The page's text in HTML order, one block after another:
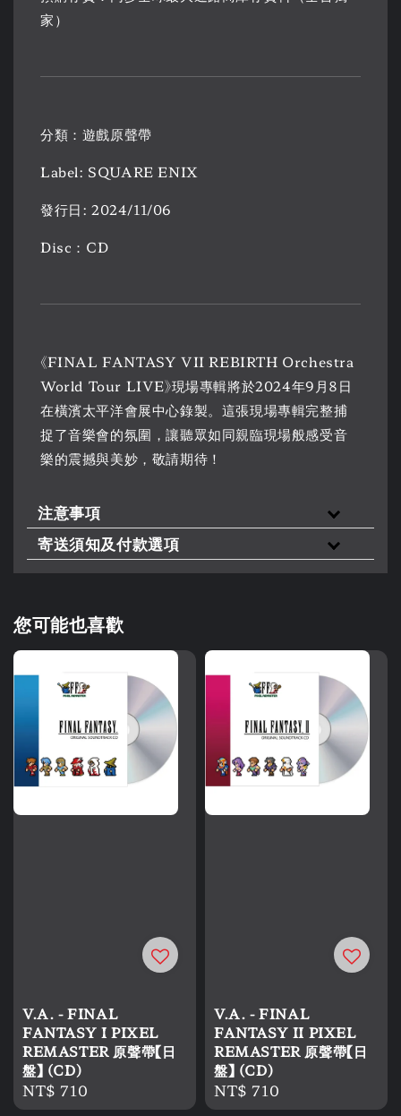
家）
分類：遊戲原聲帶
Label: SQUARE ENIX
發行日: 2024/11/06
Disc：CD
《FINAL FANTASY VII REBIRTH Orchestra
World Tour LIVE》現場專輯將於2024年9月8日
在橫濱太平洋會展中心錄製。這張現場專輯完整捕
捉了音樂會的氛圍，讓聽眾如同親臨現場般感受音
樂的震撼與美妙，敬請期待！
注意事項
寄送須知及付款選項
您可能也喜歡
V.A. - FINAL
FANTASY I PIXEL
REMASTER 原聲帶【日
盤】 (CD)
Regular
price
NT$ 710
V.A. - FINAL
FANTASY II PIXEL
REMASTER 原聲帶【日
盤】 (CD)
Regular
NT$ 710